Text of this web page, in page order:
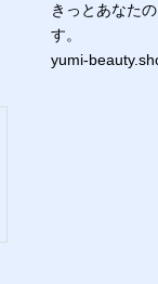
きっとあなた
す。
yumi-